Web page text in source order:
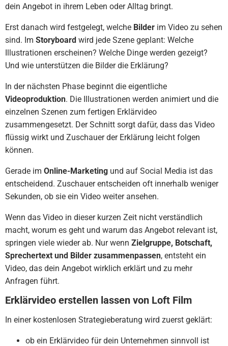
dein Angebot in ihrem Leben oder Alltag bringt.
Erst danach wird festgelegt, welche Bilder im Video zu sehen
sind. Im Storyboard wird jede Szene geplant: Welche
Illustrationen erscheinen? Welche Dinge werden gezeigt?
Und wie unterstützen die Bilder die Erklärung?
In der nächsten Phase beginnt die eigentliche
Videoproduktion. Die Illustrationen werden animiert und die
einzelnen Szenen zum fertigen Erklärvideo
zusammengesetzt. Der Schnitt sorgt dafür, dass das Video
flüssig wirkt und Zuschauer der Erklärung leicht folgen
können.
Gerade im Online-Marketing und auf Social Media ist das
entscheidend. Zuschauer entscheiden oft innerhalb weniger
Sekunden, ob sie ein Video weiter ansehen.
Wenn das Video in dieser kurzen Zeit nicht verständlich
macht, worum es geht und warum das Angebot relevant ist,
springen viele wieder ab. Nur wenn Zielgruppe, Botschaft,
Sprechertext und Bilder zusammenpassen, entsteht ein
Video, das dein Angebot wirklich erklärt und zu mehr
Anfragen führt.
Erklärvideo erstellen lassen von Loft Film
In einer kostenlosen Strategieberatung wird zuerst geklärt:
ob ein Erklärvideo für dein Unternehmen sinnvoll ist